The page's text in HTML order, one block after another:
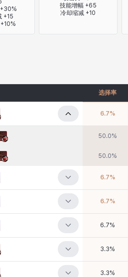
+15
技能增幅 +65
冷却缩减 +10
选择率
6.7%
50.0%
50.0%
6.7%
6.7%
6.7%
3.3%
3.3%